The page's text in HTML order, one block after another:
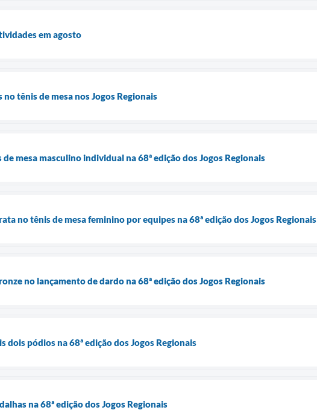
em agosto
tênis de mesa nos Jogos Regionais
mesa masculino individual na 68ª edição dos Jogos Regionais
no tênis de mesa feminino por equipes na 68ª edição dos Jogos Regionais
no lançamento de dardo na 68ª edição dos Jogos Regionais
pódios na 68ª edição dos Jogos Regionais
na 68ª edição dos Jogos Regionais